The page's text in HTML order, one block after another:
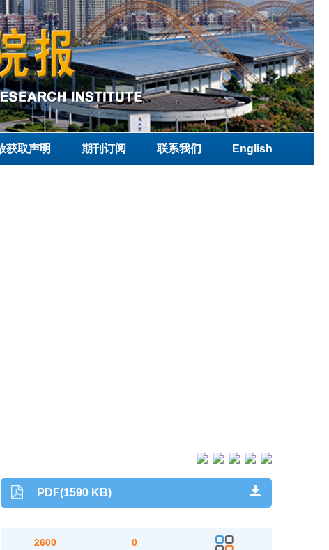
获取声明 期刊订阅 联系我们 English
PDF(1590 KB)
2600 0